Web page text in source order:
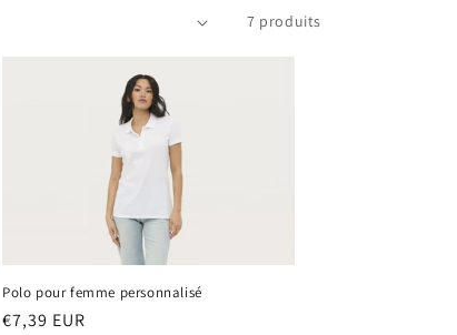
7 produits
Polo pour femme personnalisé
Prix
€7,39 EUR